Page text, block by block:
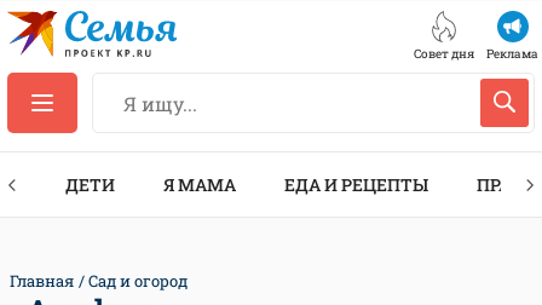
Совет дня Реклама
ДЕТИ Я МАМА ЕДА И РЕЦЕПТЫ
Главная Сад и огород